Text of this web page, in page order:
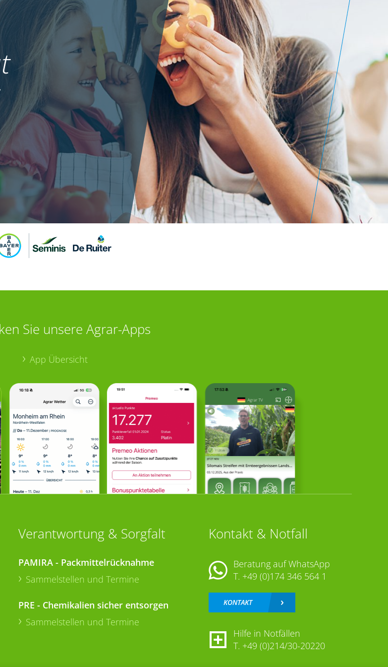
Sie unsere Agrar-Apps
App Übersicht
Verantwortung & Sorgfalt
PAMIRA - Packmittelrücknahme
Sammelstellen und Termine
PRE - Chemikalien sicher entsorgen
Sammelstellen und Termine
Kontakt & Notfall
Beratung auf WhatsApp
T. +49 (0)174 346 564 1
KONTAKT
Hilfe in Notfällen
T. +49 (0)214/30-20220